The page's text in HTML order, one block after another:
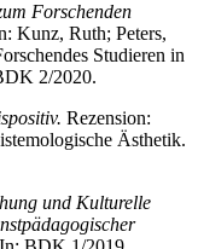
Forschenden
Kunz, Ruth; Peters,
Studieren in
2/2020.
Rezension:
Ästhetik.
und Kulturelle